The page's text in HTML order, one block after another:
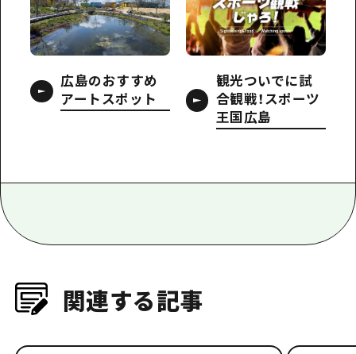
広島のおすすめ
アートスポット
観光ついでに試
合観戦！スポーツ
王国広島
関連する記事